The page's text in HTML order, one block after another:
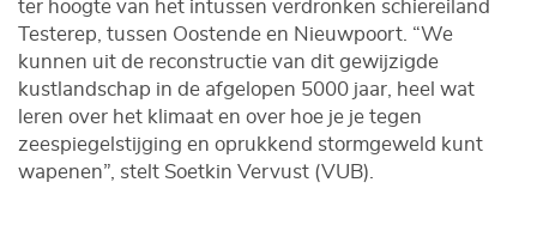
ter hoogte van het intussen verdronken schiereiland
Testerep, tussen Oostende en Nieuwpoort. “We
kunnen uit de reconstructie van dit gewijzigde
kustlandschap in de afgelopen 5000 jaar, heel wat
leren over het klimaat en over hoe je je tegen
zeespiegelstijging en oprukkend stormgeweld kunt
wapenen”, stelt Soetkin Vervust (VUB).